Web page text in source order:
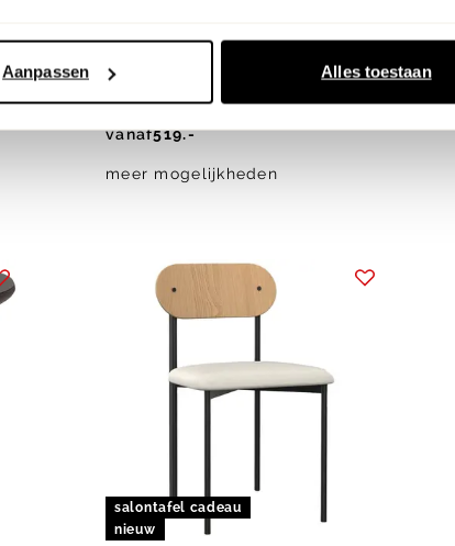
Aanpassen Alles toestaan
Studio HENK
vanaf519.-
meer mogelijkheden
salontafel cadeau
nieuw